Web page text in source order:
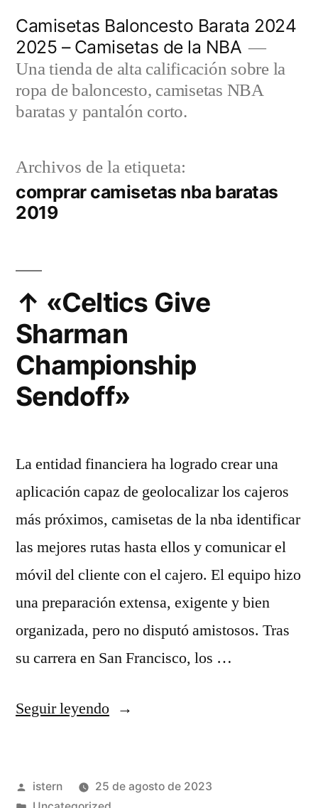
contenido
Camisetas Baloncesto Barata 2024
2025 – Camisetas de la NBA
Una tienda de alta calificación sobre la
ropa de baloncesto, camisetas NBA
baratas y pantalón corto.
Archivos de la etiqueta:
comprar camisetas nba baratas
2019
↑ «Celtics Give
Sharman
Championship
Sendoff»
La entidad financiera ha logrado crear una
aplicación capaz de geolocalizar los cajeros
más próximos, camisetas de la nba identificar
las mejores rutas hasta ellos y comunicar el
móvil del cliente con el cajero. El equipo hizo
una preparación extensa, exigente y bien
organizada, pero no disputó amistosos. Tras
su carrera en San Francisco, los …
Seguir leyendo«↑
Sharman
Publicado
istern
25 de agosto de 2023